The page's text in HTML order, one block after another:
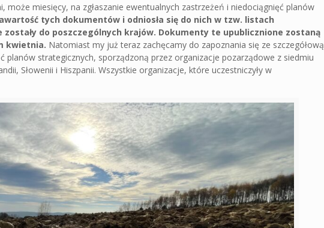
miesięcy, na zgłaszanie ewentualnych zastrzeżeń i niedociągnięć planów
tych dokumentów i odniosła się do nich w tzw. listach
zostały do poszczególnych krajów. Dokumenty te upublicznione zostaną
kwietnia. Natomiast my już teraz zachęcamy do zapoznania się ze szczegółową
strategicznych, sporządzoną przez organizacje pozarządowe z siedmiu
Słowenii i Hiszpanii. Wszystkie organizacje, które uczestniczyły w